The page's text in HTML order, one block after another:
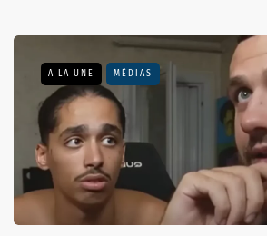
A LA UNE MÉDIAS